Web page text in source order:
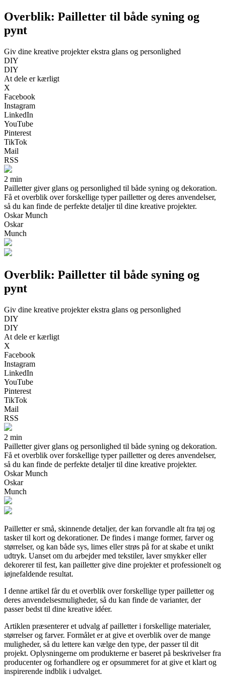
Overblik: Pailletter til både syning og
pynt
Giv dine kreative projekter ekstra glans og personlighed
DIY
DIY
At dele er kærligt
X
Facebook
Instagram
LinkedIn
YouTube
Pinterest
TikTok
Mail
RSS
2 min
Pailletter giver glans og personlighed til både syning og dekoration.
Få et overblik over forskellige typer pailletter og deres anvendelser,
så du kan finde de perfekte detaljer til dine kreative projekter.
Oskar Munch
Oskar
Munch
Overblik: Pailletter til både syning og
pynt
Giv dine kreative projekter ekstra glans og personlighed
DIY
DIY
At dele er kærligt
X
Facebook
Instagram
LinkedIn
YouTube
Pinterest
TikTok
Mail
RSS
2 min
Pailletter giver glans og personlighed til både syning og dekoration.
Få et overblik over forskellige typer pailletter og deres anvendelser,
så du kan finde de perfekte detaljer til dine kreative projekter.
Oskar Munch
Oskar
Munch
Pailletter er små, skinnende detaljer, der kan forvandle alt fra tøj og
tasker til kort og dekorationer. De findes i mange former, farver og
størrelser, og kan både sys, limes eller strøs på for at skabe et unikt
udtryk. Uanset om du arbejder med tekstiler, laver smykker eller
dekorerer til fest, kan pailletter give dine projekter et professionelt og
iøjnefaldende resultat.
I denne artikel får du et overblik over forskellige typer pailletter og
deres anvendelsesmuligheder, så du kan finde de varianter, der
passer bedst til dine kreative idéer.
Artiklen præsenterer et udvalg af pailletter i forskellige materialer,
størrelser og farver. Formålet er at give et overblik over de mange
muligheder, så du lettere kan vælge den type, der passer til dit
projekt. Oplysningerne om produkterne er baseret på beskrivelser fra
producenter og forhandlere og er opsummeret for at give et klart og
inspirerende indblik i udvalget.